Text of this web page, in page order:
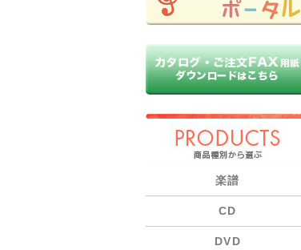
楽譜
CD
DVD